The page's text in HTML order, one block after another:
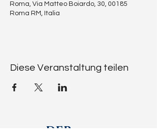
Roma, Via Matteo Boiardo, 30, 00185
Roma RM, Italia
Diese Veranstaltung teilen
DER